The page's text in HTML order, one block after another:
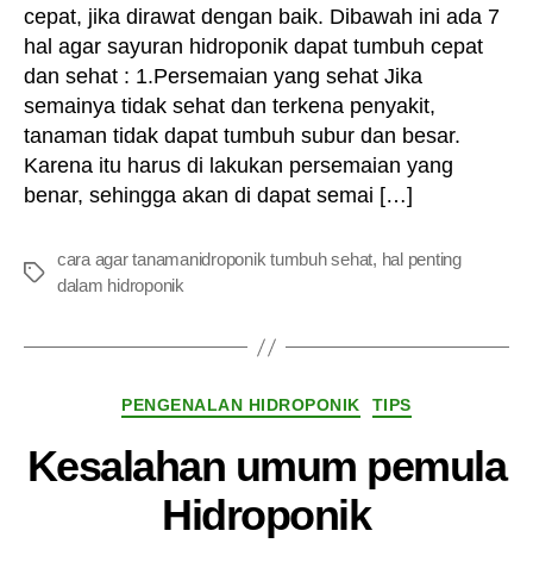
cepat, jika dirawat dengan baik. Dibawah ini ada 7
hal agar sayuran hidroponik dapat tumbuh cepat
dan sehat : 1.Persemaian yang sehat Jika
semainya tidak sehat dan terkena penyakit,
tanaman tidak dapat tumbuh subur dan besar.
Karena itu harus di lakukan persemaian yang
benar, sehingga akan di dapat semai […]
Tags
cara agar tanamanidroponik tumbuh sehat, hal penting
dalam hidroponik
Categories
PENGENALAN HIDROPONIK TIPS
Kesalahan umum pemula
Hidroponik